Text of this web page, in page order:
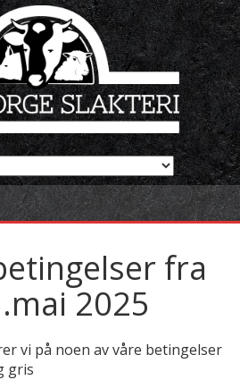
fra
2025
vi på noen av våre betingelser
gris